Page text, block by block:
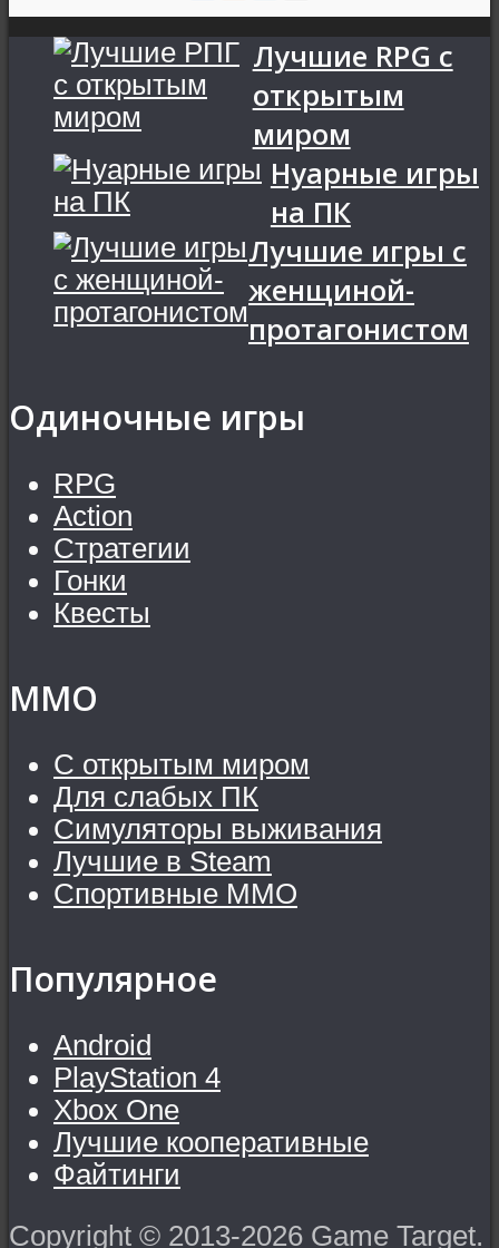
Лучшие RPG с
открытым
миром
Нуарные игры
на ПК
Лучшие игры с
женщиной-
протагонистом
Одиночные игры
RPG
Action
Стратегии
Гонки
Квесты
MMO
С открытым миром
Для слабых ПК
Симуляторы выживания
Лучшие в Steam
Спортивные MMO
Популярное
Android
PlayStation 4
Xbox One
Лучшие кооперативные
Файтинги
Copyright © 2013-2026 Game Target.